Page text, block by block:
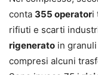
conta 355 operatori
rifiuti e scarti
rigenerato in granuli
compresi alcuni